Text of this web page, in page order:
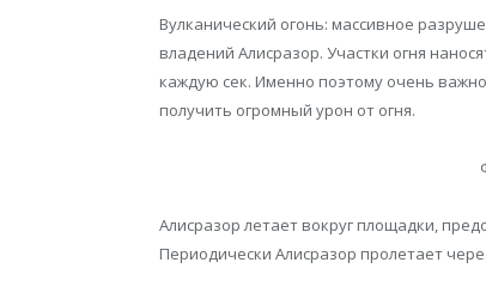
Вулканический огонь: массивное
владений Алисразор. Участки огня
каждую сек. Именно поэтому очень
получить огромный урон от огня.
Алисразор летает вокруг площадки,
Периодически Алисразор пролетает